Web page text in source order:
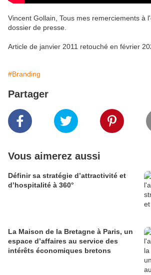
Vincent Gollain, Tous mes remerciements à
dossier de presse.
Article de janvier 2011 retouché en février
#Branding
Partager
Vous aimerez aussi
Définir sa stratégie d’attractivité et
d’hospitalité à 360°
La Maison de la Bretagne à Paris, un
espace d’affaires au service des
intérêts économiques bretons